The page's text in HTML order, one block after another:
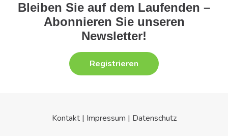
Bleiben Sie auf dem Laufenden –
Abonnieren Sie unseren
Newsletter!
Registrieren
Kontakt| Impressum | Datenschutz